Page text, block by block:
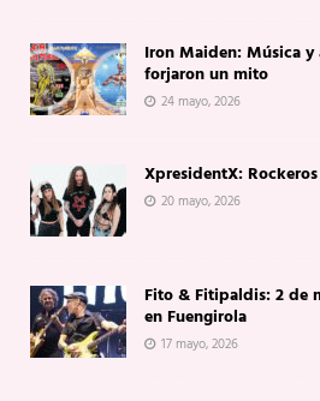
Iron Maiden: Música y
forjaron un mito
24 mayo, 2026
XpresidentX:
20 mayo, 2026
Fito & Fitipaldis: 2 de
en Fuengirola
17 mayo, 2026